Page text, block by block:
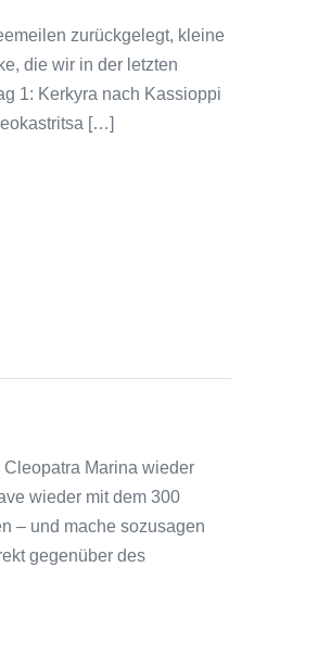
zurückgelegt, kleine
die wir in der letzten
1: Kerkyra nach Kassioppi
[…]
Marina wieder
wieder mit dem 300
– und mache sozusagen
gegenüber des